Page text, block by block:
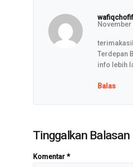
November
Terdepan
info lebih
Balas
Tinggalkan Balasan
Komentar*